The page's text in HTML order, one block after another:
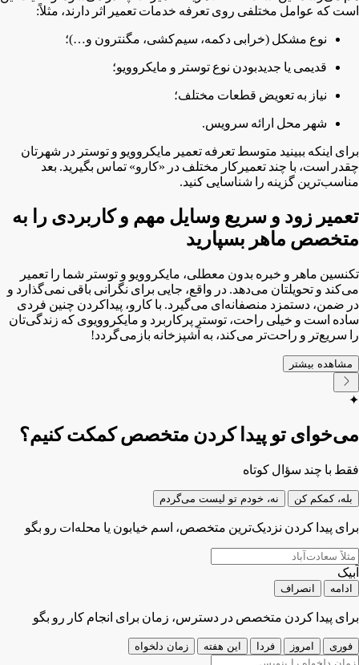
است که عوامل مختلفی روی تعرفه خدمات تعمیر اثر دارند، مثلاً:
نوع مشکل (خرابی دکمه، سیم‌کشی، مگنترون و…)؛
قدیمی یا جدیدبودن نوع توستر و مایکروویو؛
نیاز به تعویض قطعات مختلف؛
شهر محل ارائه سرویس.
برای اینکه ببینید متوسط تعرفه تعمیر مایکروویو و توستر در شهرتان
چقدر است، با چند تعمیرکار مختلف در «کارو» تماس بگیرید. بعد
مناسب‌ترین گزینه را شناسایی کنید.
تعمیر زود و سریع وسایل مهم و کاربردی را به
متخصص ماهر بسپارید
تکنسین ماهر و خبره بدون معطلی، مایکروویو و توستر شما را تعمیر
می‌کند و تحویلتان می‌دهد. در واقع، جایی برای نگرانی باقی نمی‌گذارد و
در ضمن، دستمزد منصفانه‌ای می‌گیرد. با کارو، پیداکردن چنین فردی
ساده است و خیلی راحت، توستر پرکاربرد و مایکروویوی که زندگی‌تان
را سریع‌تر و راحت‌تر می‌کند، به آشپزخانه بازمی‌گردد!
مشاهده بیشتر
✦
می‌خوای تو پیدا کردن متخصص کمکت کنیم؟
فقط با چند سؤال کوتاه
بله، کمکم کن نه، خودم تو لیست می‌گردم
برای پیدا کردن نزدیک‌ترین متخصص، اسم خیابون یا محله‌ات رو بگو
آبیک
ادامه انصراف
برای پیدا کردن متخصص در دسترس، زمان برای انجام کار رو بگو
فوری امروز فردا این هفته زمان دلخواه